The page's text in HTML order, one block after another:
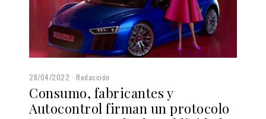
28/04/2022 Redacción
Consumo, fabricantes y
Autocontrol firman un protocolo